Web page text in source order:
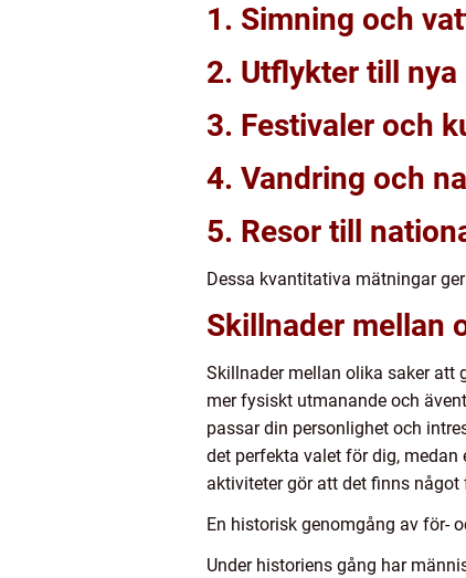
1. Simning och
2. Utflykter till nya
3. Festivaler och
4. Vandring och
5. Resor till
Dessa kvantitativa mätningar
Skillnader mellan
Skillnader mellan olika saker att
mer fysiskt utmanande och
passar din personlighet och
det perfekta valet för dig,
aktiviteter gör att det finns
En historisk genomgång av för-
Under historiens gång har